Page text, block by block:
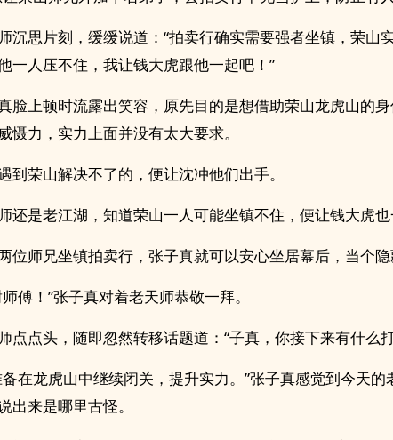
沉思片刻，缓缓说道：“拍卖行确实需要强者坐镇，荣山
一人压不住，我让钱大虎跟他一起吧！”
脸上顿时流露出笑容，原先目的是想借助荣山龙虎山的
慑力，实力上面并没有太大要求。
到荣山解决不了的，便让沈冲他们出手。
还是老江湖，知道荣山一人可能坐镇不住，便让钱大虎也
位师兄坐镇拍卖行，张子真就可以安心坐居幕后，当个隐
傅！”张子真对着老天师恭敬一拜。
点点头，随即忽然转移话题道：“子真，你接下来有什么
备在龙虎山中继续闭关，提升实力。”张子真感觉到今天的
出来是哪里古怪。